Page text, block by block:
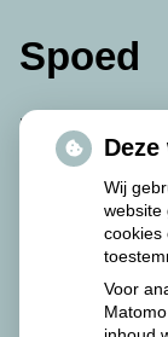
Spoed
De avond-,
waargenomen
De Martini
Van Swietenplein
9728 NT
Wij
website
cookies
Voor